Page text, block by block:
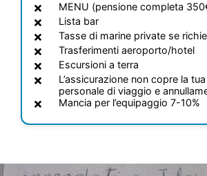
MENU (pensione completa
Lista bar
Tasse di marine private se
Trasferimenti aeroporto/hotel
Escursioni a terra
L’assicurazione non copre la
personale di viaggio e
Mancia per l’equipaggio 7-10%